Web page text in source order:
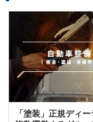
「塗装」正規ディ